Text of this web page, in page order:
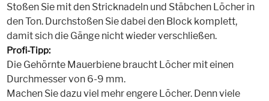
Stoßen Sie mit den Stricknadeln und Stäbchen Löcher in
den Ton. Durchstoßen Sie dabei den Block komplett,
damit sich die Gänge nicht wieder verschließen.
Profi-Tipp:
Die Gehörnte Mauerbiene braucht Löcher mit einen
Durchmesser von 6-9 mm.
Machen Sie dazu viel mehr engere Löcher. Denn viele